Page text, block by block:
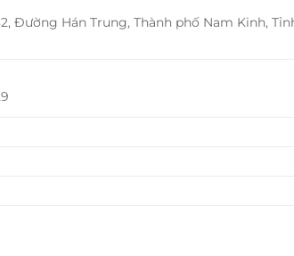
Đường Hán Trung, Thành phố Nam Kinh,